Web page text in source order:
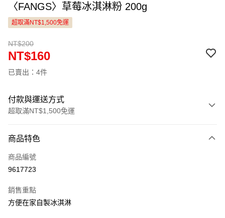
〈FANGS〉草莓冰淇淋粉 200g
超取滿NT$1,500免運
NT$200
NT$160
已賣出：4件
付款與運送方式
超取滿NT$1,500免運
信用卡一次付款
LINE Pay
悠遊付
商品特色
商品編號
9617723
銷售重點
方便在家自製冰淇淋